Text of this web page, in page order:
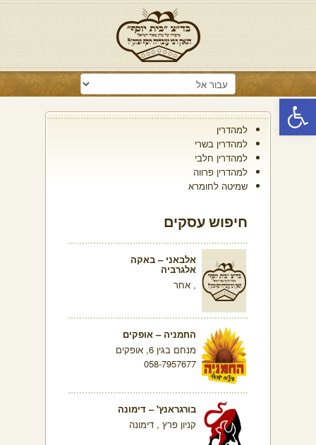
פתח סרגל נגישות
למהדרין
למהדרין בשרי
למהדרין חלבי
למהדרין פרווה
שמיטה לחומרא
חיפוש עסקים
אלבאני – באקה
אלגרביה
, אחר
החמניה – אופקים
מנחם בגין 6, אופקים
058-7957677
בורגראנץ' – דימונה
קניון פרץ , דימונה